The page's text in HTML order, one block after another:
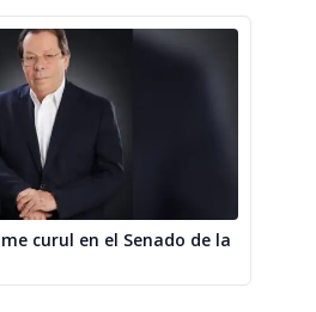
curul en el Senado de la